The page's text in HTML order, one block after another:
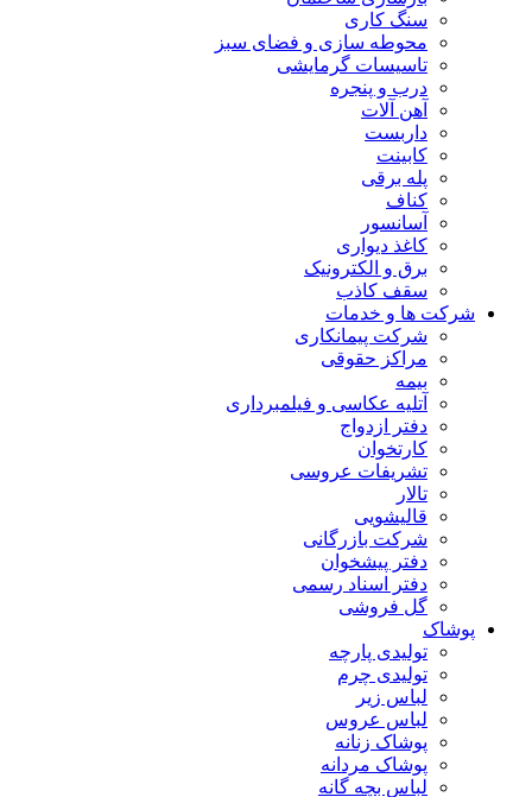
سنگ کاری
محوطه سازی و فضای سبز
تاسیسات گرمایشی
درب و پنجره
آهن آلات
داربست
کابینت
پله برقی
کناف
آسانسور
کاغذ دیواری
برق و الکترونیک
سقف کاذب
شرکت ها و خدمات
شرکت پیمانکاری
مراکز حقوقی
بیمه
آتلیه عکاسی و فیلمبرداری
دفتر ازدواج
کارتخوان
تشریفات عروسی
تالار
قالیشویی
شرکت بازرگانی
دفتر پیشخوان
دفتر اسناد رسمی
گل فروشی
پوشاک
تولیدی پارچه
تولیدی چرم
لباس زیر
لباس عروس
پوشاک زنانه
پوشاک مردانه
لباس بچه گانه